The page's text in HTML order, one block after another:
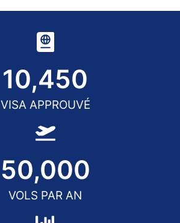
VISA APPROUVÉ
10,450
VOLS PAR AN
50,000